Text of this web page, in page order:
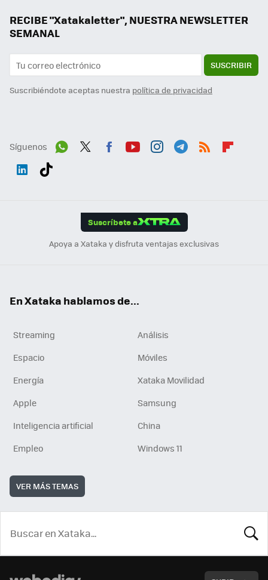
RECIBE "Xatakaletter", NUESTRA NEWSLETTER
SEMANAL
SUSCRIBIR
Suscribiéndote aceptas nuestra política de privacidad
Síguenos
Suscríbete a
Apoya a Xataka y disfruta ventajas exclusivas
En Xataka hablamos de...
Streaming
Análisis
Espacio
Móviles
Energía
Xataka Movilidad
Apple
Samsung
Inteligencia artificial
China
Empleo
Windows 11
VER MÁS TEMAS